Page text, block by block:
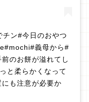
ン#今日のおやつ
義母から#
のお餅が溢れてし
と柔らかくなって
も注意が必要か